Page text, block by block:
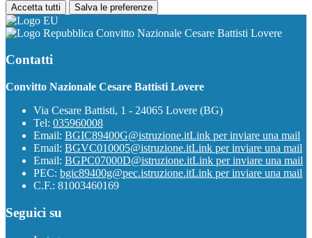
Accetta tutti Salva le preferenze
Convitto Nazionale Cesare Battisti Lovere
Contatti
Convitto Nazionale Cesare Battisti Lovere
Via Cesare Battisti, 1 - 24065 Lovere (BG)
Tel: 035960008
Email: BGIC89400G@istruzione.itLink per inviare una mail
Email: BGVC010005@istruzione.itLink per inviare una mail
Email: BGPC07000D@istruzione.itLink per inviare una mail
PEC: bgic89400g@pec.istruzione.itLink per inviare una mail
C.F.: 81003460169
Seguici su